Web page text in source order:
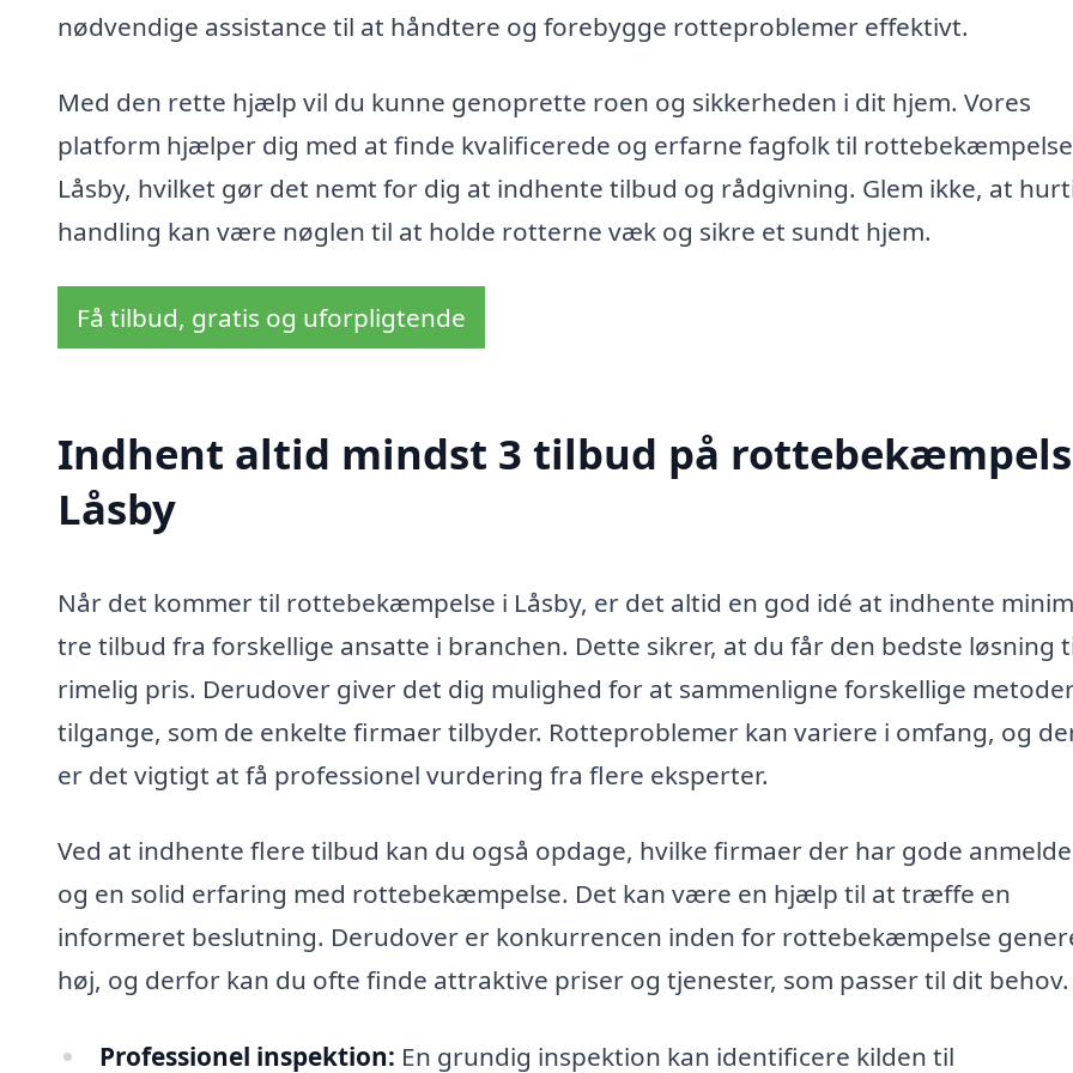
nødvendige assistance til at håndtere og forebygge rotteproblemer effektivt.
Med den rette hjælp vil du kunne genoprette roen og sikkerheden i dit hjem. Vores
platform hjælper dig med at finde kvalificerede og erfarne fagfolk til
Låsby, hvilket gør det nemt for dig at indhente tilbud og rådgivning. Glem ikke, at
handling kan være nøglen til at holde rotterne væk og sikre et sundt hjem.
Få tilbud, gratis og uforpligtende
Indhent altid mindst 3 tilbud på
Låsby
Når det kommer til rottebekæmpelse i Låsby, er det altid en god idé at indhente
tre tilbud fra forskellige ansatte i branchen. Dette sikrer, at du får den bedste løsning
rimelig pris. Derudover giver det dig mulighed for at sammenligne forskellige
tilgange, som de enkelte firmaer tilbyder. Rotteproblemer kan variere i omfang, og
er det vigtigt at få professionel vurdering fra flere eksperter.
Ved at indhente flere tilbud kan du også opdage, hvilke firmaer der har gode
og en solid erfaring med rottebekæmpelse. Det kan være en hjælp til at træffe en
informeret beslutning. Derudover er konkurrencen inden for rottebekæmpelse
høj, og derfor kan du ofte finde attraktive priser og tjenester, som passer til dit behov.
Professionel inspektion: En grundig inspektion kan identificere kilden til